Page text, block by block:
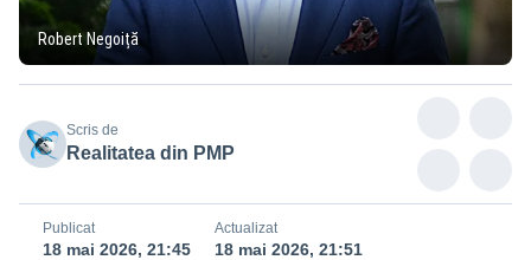
Robert Negoiță
Scris de
Realitatea din PMP
Publicat
18 mai 2026, 21:45
Actualizat
18 mai 2026, 21:51